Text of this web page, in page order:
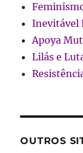
Inevitável
Apoya
Lilás e
OUTROS